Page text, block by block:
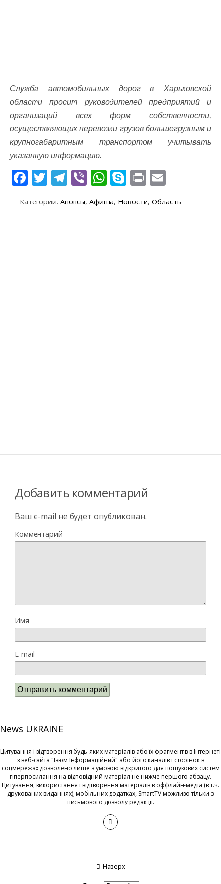
Служба автомобильных дорог в Харьковской
области просит руководителей предприятий и
организаций всех форм собственности,
осуществляющих перевозки грузов большегрузным и
крупногабаритным транспортом учитывать
указанную информацию.
F
e
T
itt
T
e
Vi
b
er
W
at
S
y
Pr
in
t ai
Категории: Анонсы, Афиша, Новости, Область
Добавить комментарий
Ваш e-mail не будет опубликован.
Комментарий
Имя
E-mail
News UKRAINE
Цитування і відтворення будь-яких матеріалів або їх фрагментів в Інтернеті
з веб-сайта "Ізюм Інформаційний" або його каналів і сторінок в
соцмережах дозволено лише з умовою відкритого для пошукових систем
гіперпосилання на відповідний матеріал не нижче першого абзацу.
Цитування, використання і відтворення матеріалів в оффлайн-медіа (в т.ч.
друкованих виданнях), мобільних додатках, SmartTV можливо тільки з
письмового дозволу редакції.
Наверх